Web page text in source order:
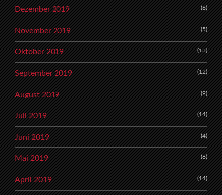
Dezember 2019 (6)
November 2019 (5)
Oktober 2019 (13)
September 2019 (12)
August 2019 (9)
Juli 2019 (14)
Juni 2019 (4)
Mai 2019 (8)
April 2019 (14)